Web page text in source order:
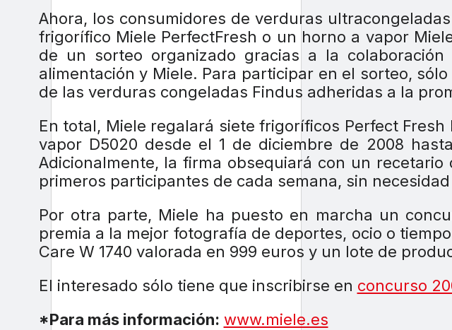
Ahora, los consumidores de verduras
frigorífico Miele PerfectFresh o un horno a vapor
de un sorteo organizado gracias a la
alimentación y Miele. Para participar en el sorteo,
de las verduras congeladas Findus adheridas a la
En total, Miele regalará siete frigoríficos Perfect Fresh
vapor D5020 desde el 1 de diciembre de 2008
Adicionalmente, la firma obsequiará con un
primeros participantes de cada semana, sin
Por otra parte, Miele ha puesto en marcha un
premia a la mejor fotografía de deportes, ocio o
Care W 1740 valorada en 999 euros y un lote de
El interesado sólo tiene que inscribirse en concurso
*Para más información: www.miele.es